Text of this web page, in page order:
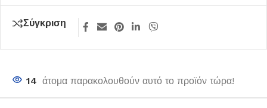
Σύγκριση
14 άτομα παρακολουθούν αυτό το προϊόν τώρα!